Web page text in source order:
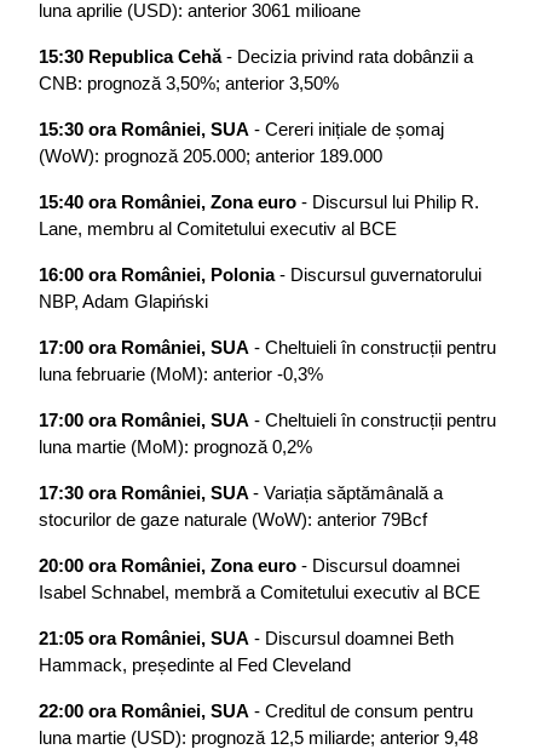
luna aprilie (USD): anterior 3061 milioane
15:30 Republica Cehă - Decizia privind rata dobânzii a
CNB: prognoză 3,50%; anterior 3,50%
15:30 ora României, SUA - Cereri inițiale de șomaj
(WoW): prognoză 205.000; anterior 189.000
15:40 ora României, Zona euro - Discursul lui Philip R.
Lane, membru al Comitetului executiv al BCE
16:00 ora României, Polonia - Discursul guvernatorului
NBP, Adam Glapiński
17:00 ora României, SUA - Cheltuieli în construcții pentru
luna februarie (MoM): anterior -0,3%
17:00 ora României, SUA - Cheltuieli în construcții pentru
luna martie (MoM): prognoză 0,2%
17:30 ora României, SUA - Variația săptămânală a
stocurilor de gaze naturale (WoW): anterior 79Bcf
20:00 ora României, Zona euro - Discursul doamnei
Isabel Schnabel, membră a Comitetului executiv al BCE
21:05 ora României, SUA - Discursul doamnei Beth
Hammack, președinte al Fed Cleveland
22:00 ora României, SUA - Creditul de consum pentru
luna martie (USD): prognoză 12,5 miliarde; anterior 9,48